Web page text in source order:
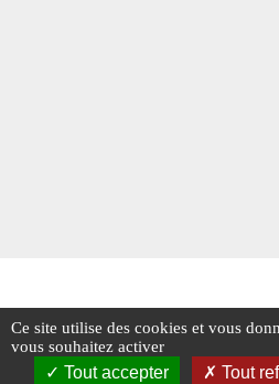
Ce site utilise des cookies et vous
vous souhaitez activer
Tout accepter Tout